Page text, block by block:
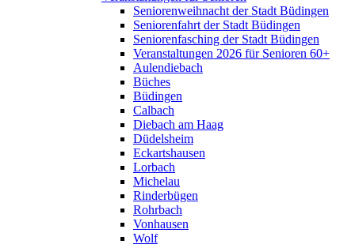
Seniorenweihnacht der Stadt Büdingen
Seniorenfahrt der Stadt Büdingen
Seniorenfasching der Stadt Büdingen
Veranstaltungen 2026 für Senioren 60+
Aulendiebach
Büches
Büdingen
Calbach
Diebach am Haag
Düdelsheim
Eckartshausen
Lorbach
Michelau
Rinderbügen
Rohrbach
Vonhausen
Wolf